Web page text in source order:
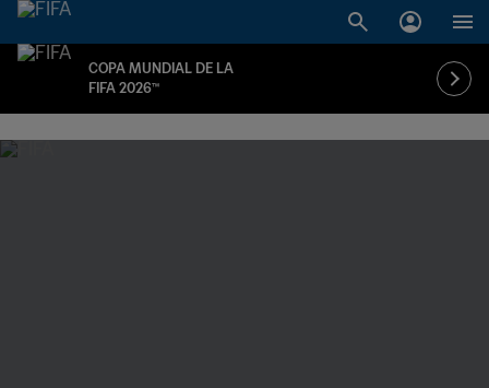
COPA MUNDIAL DE LA
FIFA 2026™